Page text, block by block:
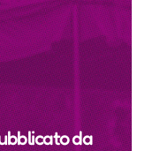
da